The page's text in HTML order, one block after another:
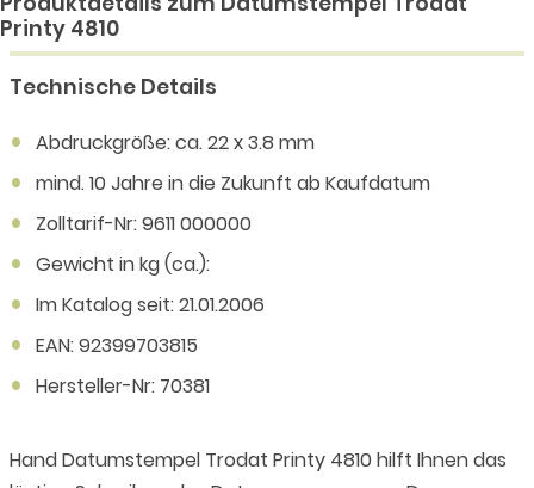
Printy 4810
Technische Details
Abdruckgröße: ca. 22 x 3.8 mm
mind. 10 Jahre in die Zukunft ab Kaufdatum
Zolltarif-Nr: 9611 000000
Gewicht in kg (ca.):
Im Katalog seit: 21.01.2006
EAN: 92399703815
Hersteller-Nr: 70381
Hand Datumstempel Trodat Printy 4810 hilft Ihnen das